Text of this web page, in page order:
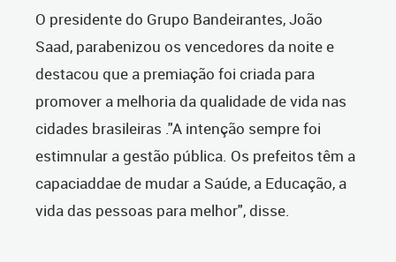
O presidente do Grupo Bandeirantes, João
Saad, parabenizou os vencedores da noite e
destacou que a premiação foi criada para
promover a melhoria da qualidade de vida nas
cidades brasileiras ."A intenção sempre foi
estimnular a gestão pública. Os prefeitos têm a
capaciaddae de mudar a Saúde, a Educação, a
vida das pessoas para melhor", disse.